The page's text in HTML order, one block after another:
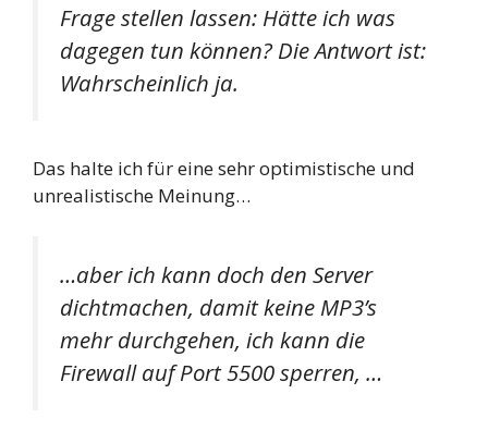
Frage stellen lassen: Hätte ich was
dagegen tun können? Die Antwort ist:
Wahrscheinlich ja.
Das halte ich für eine sehr optimistische und
unrealistische Meinung…
…aber ich kann doch den Server
dichtmachen, damit keine MP3’s
mehr durchgehen, ich kann die
Firewall auf Port 5500 sperren, …